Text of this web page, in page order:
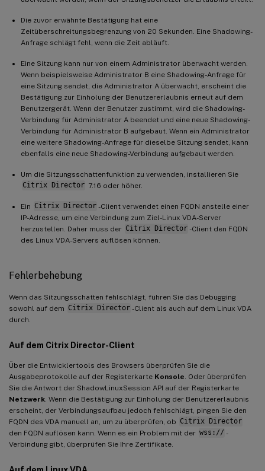
Die zuvor erwähnte Bestätigung hat eine
Zeitüberschreitungsbegrenzung von 20 Sekunden. Eine Shadowing-
Anfrage schlägt fehl, wenn die Zeit abläuft.
Eine Sitzung kann nur von einem Administrator überwacht werden.
Wenn beispielsweise Administrator B eine Shadowing-Anfrage für
eine Sitzung sendet, die Administrator A überwacht, erscheint die
Bestätigung zur Einholung der Benutzererlaubnis erneut auf dem
Benutzergerät. Wenn der Benutzer zustimmt, wird die Shadowing-
Verbindung für Administrator A beendet und eine neue Shadowing-
Verbindung für Administrator B aufgebaut. Wenn ein Administrator
eine weitere Shadowing-Anfrage für dieselbe Sitzung sendet, kann
ebenfalls eine neue Shadowing-Verbindung aufgebaut werden.
Um die Sitzungsschattenfunktion zu verwenden, installieren Sie
Citrix Director 7.16 oder höher.
Ein Citrix Director -Client verwendet einen FQDN anstelle einer
IP-Adresse, um eine Verbindung zum Ziel-Linux VDA-Server
herzustellen. Daher muss der Citrix Director -Client den FQDN
des Linux VDA-Servers auflösen können.
Fehlerbehebung
Wenn das Sitzungsschatten fehlschlägt, führen Sie das Debugging
sowohl auf dem Citrix Director -Client als auch auf dem Linux VDA
durch.
Auf dem Citrix Director-Client
Über die Entwicklertools des Browsers überprüfen Sie die
Ausgabeprotokolle auf der Registerkarte Konsole . Oder überprüfen
Sie die Antwort der ShadowLinuxSession API auf der Registerkarte
Netzwerk . Wenn die Bestätigung zur Einholung der Benutzererlaubnis
erscheint, der Verbindungsaufbau jedoch fehlschlägt, pingen Sie den
FQDN des VDA manuell an, um zu überprüfen, ob Citrix Director
den FQDN auflösen kann. Wenn es ein Problem mit der wss:// -
Verbindung gibt, überprüfen Sie Ihre Zertifikate.